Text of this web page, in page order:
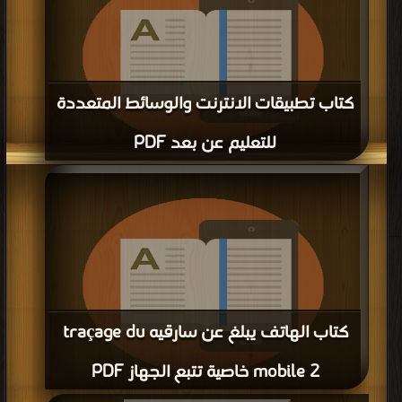
كتاب تطبيقات الانترنت والوسائط المتعددة
للتعليم عن بعد PDF
قراءة و تحميل كتاب كتاب تطبيقات الانترنت والوسائط المتعددة للتعليم عن بعد PDF
كتب في تحميل| التحميل : مرة/مرات
كتاب الهاتف يبلغ عن سارقيه traçage du
mobile 2 خاصية تتبع الجهاز PDF